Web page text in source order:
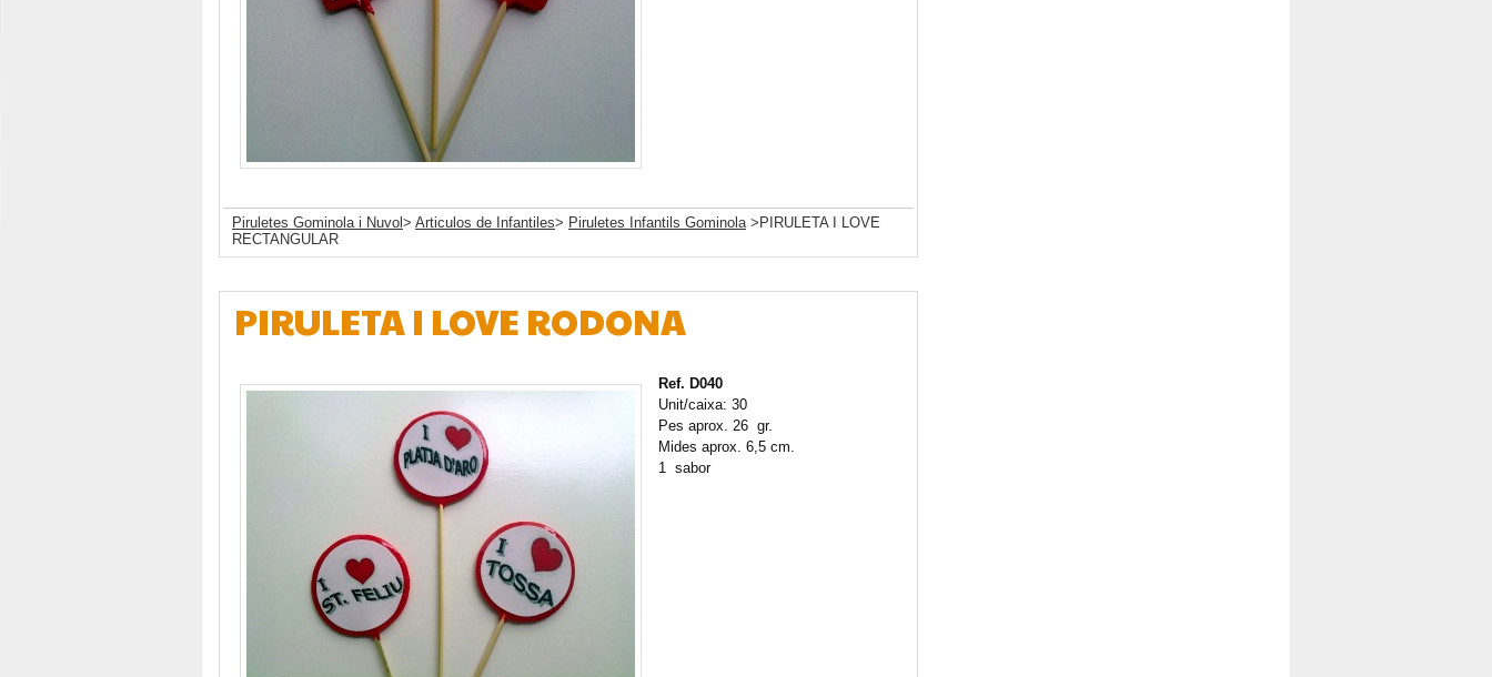
Piruletes Gominola i Nuvol > Articulos de Infantiles> Piruletes Infantils Gominola>PIRULETA I LOVE
RECTANGULAR
PIRULETA I LOVE RODONA
Ref. D040
Unit/caixa: 30
Pes aprox. 26 gr.
Mides aprox. 6,5 cm.
1 sabor